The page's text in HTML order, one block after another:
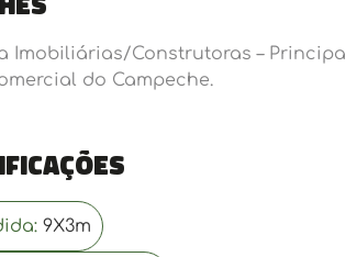
Imobiliárias/Construtoras –
do Campeche.
9X3m